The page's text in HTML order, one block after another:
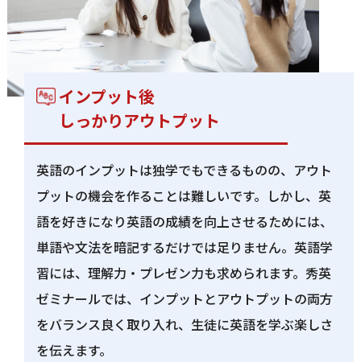
インプット後
しっかりアウトプット
英語のインプットは独学でもできるものの、アウト
プットの機会を作ることは難しいです。しかし、英
語を好きになり英語の成績を向上させるためには、
単語や文法を暗記するだけでは足りません。英語学
習には、理解力・プレゼン力も求められます。秀英
ゼミナールでは、インプットとアウトプットの両方
をバランス良く取り入れ、生徒に英語を学ぶ楽しさ
を伝えます。